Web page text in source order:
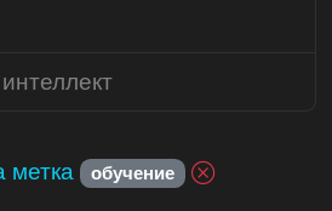
метка обучение